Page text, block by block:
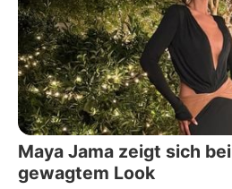
Maya Jama zeigt sich
gewagtem Look